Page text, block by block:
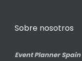
Sobre nosotros
Event Planner Spain